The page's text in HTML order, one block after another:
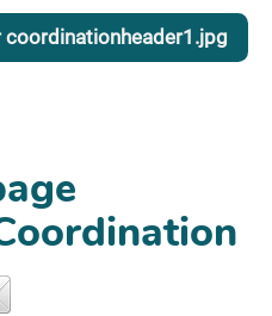
coordinationheader1.jpg